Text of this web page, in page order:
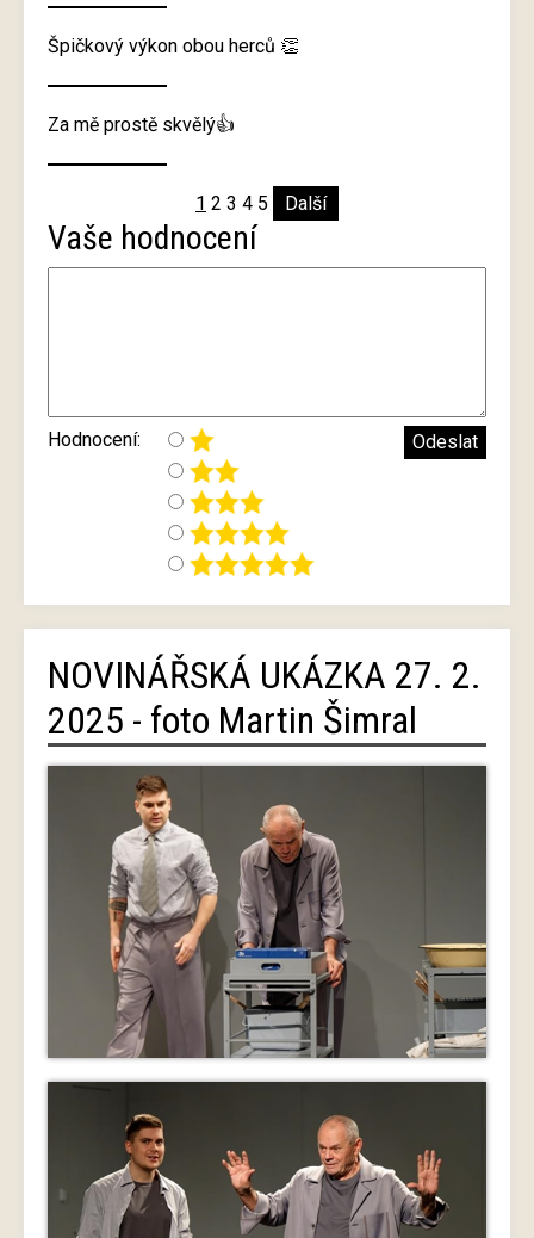
Špičkový výkon obou herců 👏
Za mě prostě skvělý👍
1 2 3 4 5 Další
Vaše hodnocení
Hodnocení:
NOVINÁŘSKÁ UKÁZKA 27. 2.
2025 - foto Martin Šimral